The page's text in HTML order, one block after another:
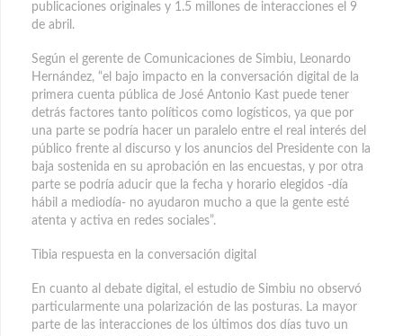
publicaciones originales y 1.5 millones de interacciones el 9
de abril.
Según el gerente de Comunicaciones de Simbiu, Leonardo
Hernández, “el bajo impacto en la conversación digital de la
primera cuenta pública de José Antonio Kast puede tener
detrás factores tanto políticos como logísticos, ya que por
una parte se podría hacer un paralelo entre el real interés del
público frente al discurso y los anuncios del Presidente con la
baja sostenida en su aprobación en las encuestas, y por otra
parte se podría aducir que la fecha y horario elegidos -día
hábil a mediodía- no ayudaron mucho a que la gente esté
atenta y activa en redes sociales”.
Tibia respuesta en la conversación digital
En cuanto al debate digital, el estudio de Simbiu no observó
particularmente una polarización de las posturas. La mayor
parte de las interacciones de los últimos dos días tuvo un